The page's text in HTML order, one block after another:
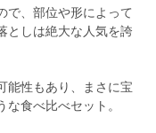
で、部位や形によって
としは絶大な人気を誇
能性もあり、まさに宝
食べ比べセット。